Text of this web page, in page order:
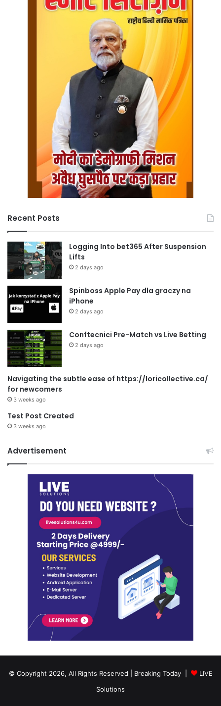
Recent Posts
Logging Into bet365 After Suspension
Lifts
2 days ago
Spinboss Apple Pay dla graczy na
iPhone
2 days ago
Conftecnici Pre-Match vs Live Betting
2 days ago
Navigating the subtle ease of https://loricollective.ca/
for newcomers
3 weeks ago
Test Post Created
3 weeks ago
Advertisement
© Copyright 2026, All Rights Reserved | Breaking Today |
LIVE
Solutions